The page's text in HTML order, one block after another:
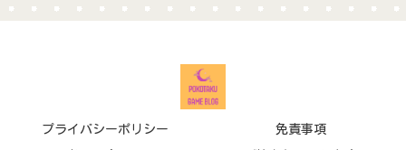
プライバシーポリシー 免責事項